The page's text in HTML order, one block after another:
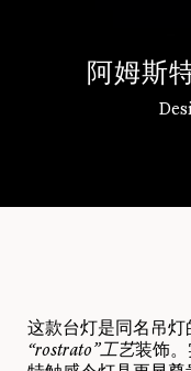
阿姆斯
这款台灯是同名吊
“rostrato”工艺装饰